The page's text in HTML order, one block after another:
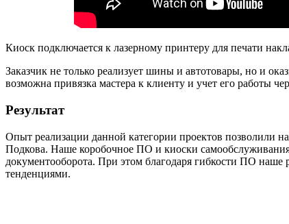
Киоск подключается к лазерному принтеру для печати
Заказчик не только реализует шины и автотовары, но и
возможна привязка мастера к клиенту и учет его работы
Результат
Опыт реализации данной категории проектов позволили
Подкова. Наше коробочное ПО и киоски
документооборота. При этом благодаря гибкости ПО
тенденциями.